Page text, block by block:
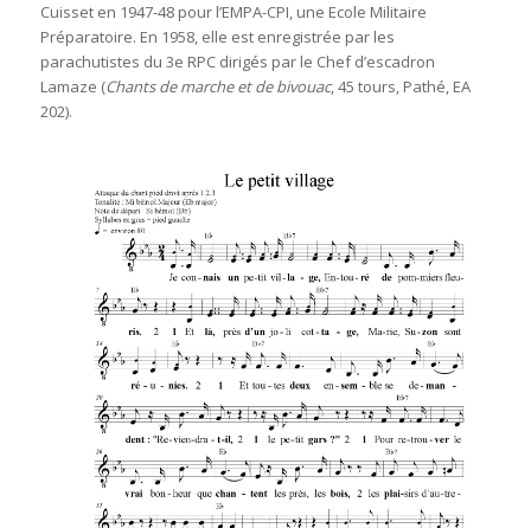
Cuisset en 1947-48 pour l’EMPA-CPI, une Ecole Militaire
Préparatoire. En 1958, elle est enregistrée par les
parachutistes du 3e RPC dirigés par le Chef d’escadron
Lamaze (Chants de marche et de bivouac, 45 tours, Pathé, EA
202).